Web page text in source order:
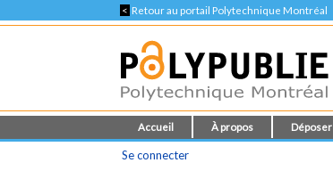
< Retour au portail Polytechnique Montréal
Accueil À propos Déposer
Se connecter